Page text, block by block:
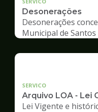
Desonerações
Desonerações
Municipal de Santos
SERVICO
Arquivo LOA - Lei
Lei Vigente e